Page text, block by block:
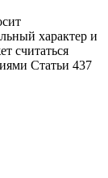
характер и
считаться
Статьи 437